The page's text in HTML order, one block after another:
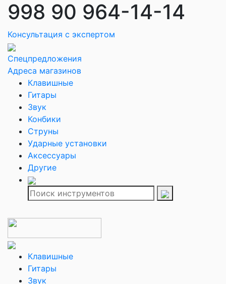
998 90 964-14-14
Консультация с экспертом
Спецпредложения
Адреса магазинов
Клавишные
Гитары
Звук
Конбики
Струны
Ударные установки
Аксессуары
Другие
Клавишные
Гитары
Звук